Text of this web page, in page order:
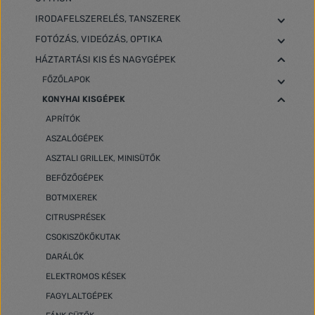
IRODAFELSZERELÉS, TANSZEREK
FOTÓZÁS, VIDEÓZÁS, OPTIKA
HÁZTARTÁSI KIS ÉS NAGYGÉPEK
FŐZŐLAPOK
KONYHAI KISGÉPEK
APRÍTÓK
ASZALÓGÉPEK
ASZTALI GRILLEK, MINISÜTŐK
BEFŐZŐGÉPEK
BOTMIXEREK
CITRUSPRÉSEK
CSOKISZÖKŐKUTAK
DARÁLÓK
ELEKTROMOS KÉSEK
FAGYLALTGÉPEK